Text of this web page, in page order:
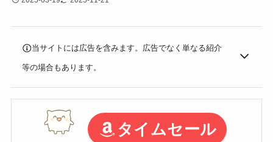
当サイトには広告を含みます。広告でなく単なる紹介
等の場合もあります。
タイムセール